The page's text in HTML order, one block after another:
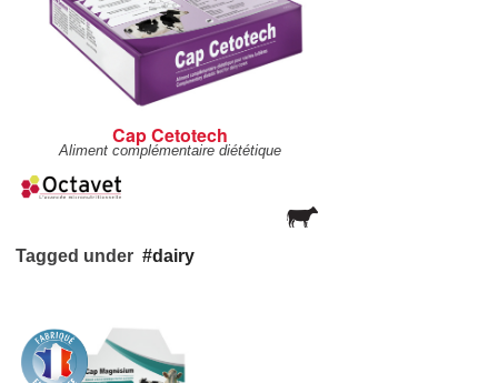
Cap Cetotech
Aliment complémentaire diététique
Tagged under dairy